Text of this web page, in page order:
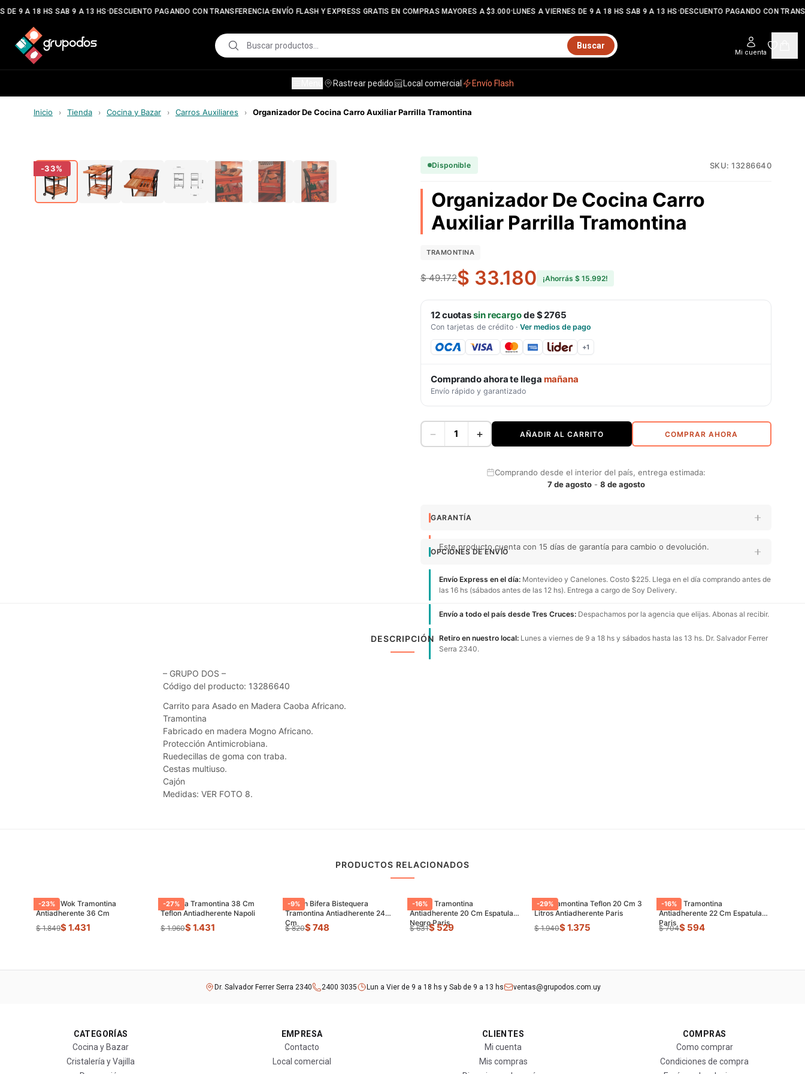
DE 9 A 18 HS SAB 9 A 13 HS•DESCUENTO PAGANDO CON TRANSFERENCIA•ENVÍO FLASH Y EXPRESS GRATIS EN COMPRAS MAYORES A $3.000•LUNES A VIERNES DE 9 A 18 HS SAB 9 A 13 HS•DESCUENTO PAGANDO CON
Buscar
Mi cuenta
Rastrear pedido Local comercial Envío Flash
Inicio › Tienda › Cocina y Bazar › Carros Auxiliares › Organizador De Cocina Carro Auxiliar Parrilla Tramontina
-33% Disponible SKU: 13286640
Organizador De Cocina Carro
Auxiliar Parrilla Tramontina
TRAMONTINA
$ 49.172$ 33.180 ¡Ahorrás $ 15.992!
12cuotassin recargode$ 2765
Con tarjetas de crédito · Ver medios de pago
+1
Comprando ahora te llega mañana
Envío rápido y garantizado
− + AÑADIR AL CARRITO COMPRAR AHORA
Comprando desde el interior del país, entrega estimada:
7 de agosto- 8 de agosto
GARANTÍA
Este producto cuenta con 15 días de garantía para cambio o devolución.
OPCIONES DE ENVÍO
Envío Express en el día: Montevideo y Canelones. Costo $225. Llega en el día comprando antes de
las 16 hs (sábados antes de las 12 hs). Entrega a cargo de Soy Delivery.
Envío a todo el país desde Tres Cruces: Despachamos por la agencia que elijas. Abonas al recibir.
Retiro en nuestro local: Lunes a viernes de 9 a 18 hs y sábados hasta las 13 hs. Dr. Salvador Ferrer
Serra 2340.
DESCRIPCIÓN
– GRUPO DOS –
Código del producto: 13286640
Carrito para Asado en Madera Caoba Africano.
Tramontina
Fabricado en madera Mogno Africano.
Protección Antimicrobiana.
Ruedecillas de goma con traba.
Cestas multiuso.
Cajón
Medidas: VER FOTO 8.
PRODUCTOS RELACIONADOS
-23%
Sarten Wok Tramontina
Antiadherente 36 Cm
$ 1.849$ 1.431
-27%
Paellera Tramontina 38 Cm
Teflon Antiadherente Napoli
$ 1.960$ 1.431
-9%
Sarten Bifera Bistequera
Tramontina Antiadherente 24
Cm
$ 820$ 748
-16%
Sarten Tramontina
Antiadherente 20 Cm Espatula
Negro Paris
$ 631$ 529
-29%
Olla Tramontina Teflon 20 Cm 3
Litros Antiadherente Paris
$ 1.940$ 1.375
-16%
Sarten Tramontina
Antiadherente 22 Cm Espatula
Paris
$ 704$ 594
Dr. Salvador Ferrer Serra 2340 2400 3035 Lun a Vier de 9 a 18 hs y Sab de 9 a 13 hs ventas@grupodos.com.uy
CATEGORÍAS
Cocina y Bazar
Cristalería y Vajilla
EMPRESA
Contacto
Local comercial
CLIENTES
Mi cuenta
Mis compras
COMPRAS
Como comprar
Condiciones de compra